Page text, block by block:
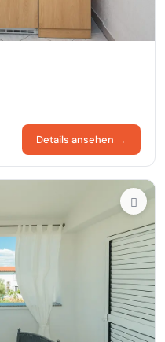
Details ansehen →